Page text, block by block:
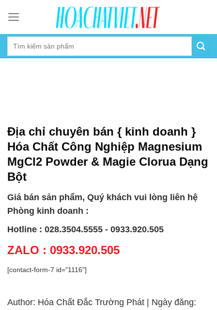
content
Địa chỉ chuyên bán { kinh doanh }
Hóa Chất Công Nghiệp Magnesium
MgCl2 Powder & Magie Clorua Dạng
Bột
Giá bán sản phẩm, Quý khách vui lòng liên hệ
Phòng kinh doanh :
Hotline : 028.3504.5555 - 0933.920.505
ZALO : 0933.920.505
[contact-form-7 id="1116"]
Author: Hóa Chất Đắc Trường Phát | Ngày đăng: